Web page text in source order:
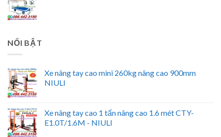
NỔI BẬT
Xe nâng tay cao mini 260kg nâng cao 900mm
NIULI
Xe nâng tay cao 1 tấn nâng cao 1.6 mét CTY-
E1.0T/1.6M - NIULI